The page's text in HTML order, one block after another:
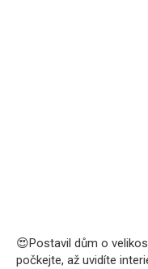
😍Postavil dům o
počkejte, až uvidíte